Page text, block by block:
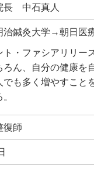
長 中石真人
鍼灸大学→朝日医
ト・ファシアリリー
ろん、自分の健康を
でも多く増やすこと
復師